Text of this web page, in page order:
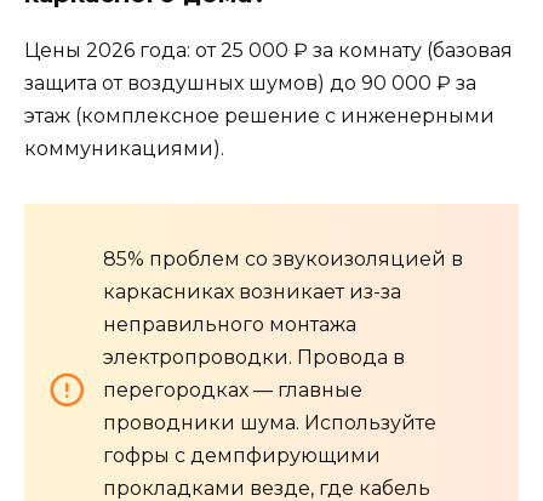
Цены 2026 года: от 25 000 ₽ за комнату (базовая
защита от воздушных шумов) до 90 000 ₽ за
этаж (комплексное решение с инженерными
коммуникациями).
85% проблем со звукоизоляцией в
каркасниках возникает из-за
неправильного монтажа
электропроводки. Провода в
перегородках — главные
проводники шума. Используйте
гофры с демпфирующими
прокладками везде, где кабель